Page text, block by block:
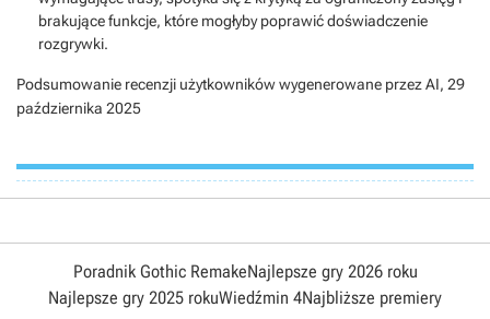
brakujące funkcje, które mogłyby poprawić doświadczenie
rozgrywki.
Podsumowanie recenzji użytkowników wygenerowane przez AI, 29
października 2025
Poradnik Gothic RemakeNajlepsze gry 2026 roku
Najlepsze gry 2025 rokuWiedźmin 4Najbliższe premiery